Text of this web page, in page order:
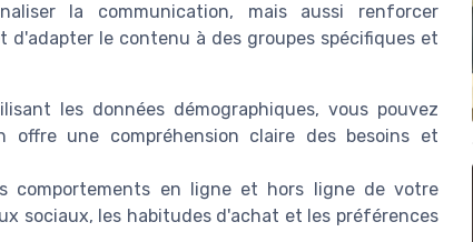
la communication, mais aussi renforcer
le contenu à des groupes spécifiques et
les données démographiques, vous pouvez
une compréhension claire des besoins et
comportements en ligne et hors ligne de votre
sociaux, les habitudes d'achat et les préférences